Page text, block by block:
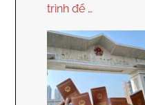
trình để …